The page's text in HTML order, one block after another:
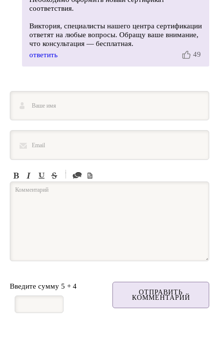
соответствия.
Виктория, специалисты нашего центра сертификации
ответят на любые вопросы. Обращу ваше внимание,
что консультация — бесплатная.
49
ответить
-
-
Введите сумму 5 + 4
ОТПРАВИТЬ
КОММЕНТАРИЙ